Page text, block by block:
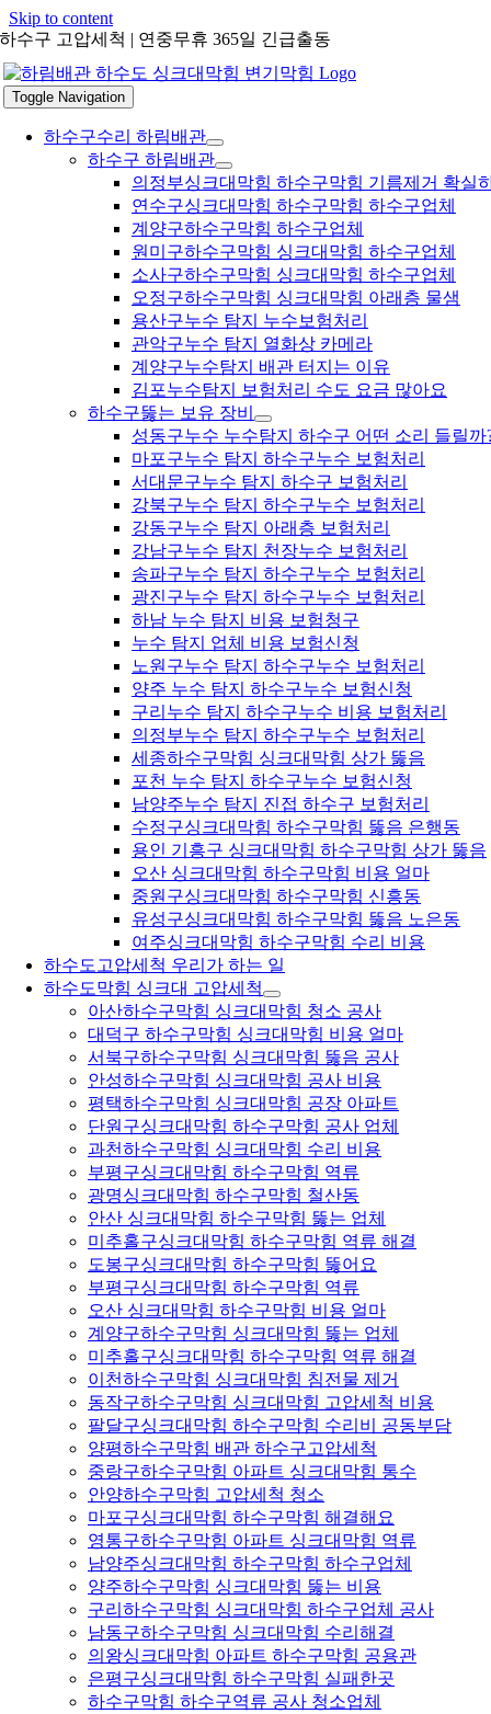
Skip to content
하수구 고압세척 | 연중무휴 365일 긴급출동
Toggle Navigation
하수구수리 하림배관
하수구 하림배관
의정부싱크대막힘 하수구막힘 기름제거 확실
연수구싱크대막힘 하수구막힘 하수구업체
계양구하수구막힘 하수구업체
원미구하수구막힘 싱크대막힘 하수구업체
소사구하수구막힘 싱크대막힘 하수구업체
오정구하수구막힘 싱크대막힘 아래층 물샘
용산구누수 탐지 누수보험처리
관악구누수 탐지 열화상 카메라
계양구누수탐지 배관 터지는 이유
김포누수탐지 보험처리 수도 요금 많아요
하수구뚫는 보유 장비
성동구누수 누수탐지 하수구 어떤 소리 들릴까
마포구누수 탐지 하수구누수 보험처리
서대문구누수 탐지 하수구 보험처리
강북구누수 탐지 하수구누수 보험처리
강동구누수 탐지 아래층 보험처리
강남구누수 탐지 천장누수 보험처리
송파구누수 탐지 하수구누수 보험처리
광진구누수 탐지 하수구누수 보험처리
하남 누수 탐지 비용 보험청구
누수 탐지 업체 비용 보험신청
노원구누수 탐지 하수구누수 보험처리
양주 누수 탐지 하수구누수 보험신청
구리누수 탐지 하수구누수 비용 보험처리
의정부누수 탐지 하수구누수 보험처리
세종하수구막힘 싱크대막힘 상가 뚫음
포천 누수 탐지 하수구누수 보험신청
남양주누수 탐지 진접 하수구 보험처리
수정구싱크대막힘 하수구막힘 뚫음 은행동
용인 기흥구 싱크대막힘 하수구막힘 상가 뚫음
오산 싱크대막힘 하수구막힘 비용 얼마
중원구싱크대막힘 하수구막힘 신흥동
유성구싱크대막힘 하수구막힘 뚫음 노은동
여주싱크대막힘 하수구막힘 수리 비용
하수도고압세척 우리가 하는 일
하수도막힘 싱크대 고압세척
아산하수구막힘 싱크대막힘 청소 공사
대덕구 하수구막힘 싱크대막힘 비용 얼마
서북구하수구막힘 싱크대막힘 뚫음 공사
안성하수구막힘 싱크대막힘 공사 비용
평택하수구막힘 싱크대막힘 공장 아파트
단원구싱크대막힘 하수구막힘 공사 업체
과천하수구막힘 싱크대막힘 수리 비용
부평구싱크대막힘 하수구막힘 역류
광명싱크대막힘 하수구막힘 철산동
안산 싱크대막힘 하수구막힘 뚫는 업체
미추홀구싱크대막힘 하수구막힘 역류 해결
도봉구싱크대막힘 하수구막힘 뚫어요
부평구싱크대막힘 하수구막힘 역류
오산 싱크대막힘 하수구막힘 비용 얼마
계양구하수구막힘 싱크대막힘 뚫는 업체
미추홀구싱크대막힘 하수구막힘 역류 해결
이천하수구막힘 싱크대막힘 침전물 제거
동작구하수구막힘 싱크대막힘 고압세척 비용
팔달구싱크대막힘 하수구막힘 수리비 공동부담
양평하수구막힘 배관 하수구고압세척
중랑구하수구막힘 아파트 싱크대막힘 통수
안양하수구막힘 고압세척 청소
마포구싱크대막힘 하수구막힘 해결해요
영통구하수구막힘 아파트 싱크대막힘 역류
남양주싱크대막힘 하수구막힘 하수구업체
양주하수구막힘 싱크대막힘 뚫는 비용
구리하수구막힘 싱크대막힘 하수구업체 공사
남동구하수구막힘 싱크대막힘 수리해결
의왕싱크대막힘 아파트 하수구막힘 공용관
은평구싱크대막힘 하수구막힘 실패한곳
하수구막힘 하수구역류 공사 청소업체